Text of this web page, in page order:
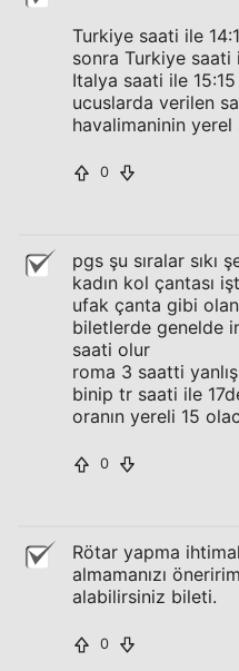
Turkiye saati ile
sonra Turkiye saati
Italya saati ile
ucuslarda verilen
havalimaninin yerel
0
pgs şu sıralar sıkı
kadın kol çantası
ufak çanta gibi
biletlerde genelde
saati olur
roma 3 saatti
binip tr saati ile
oranın yereli 15
0
Rötar yapma
almamanızı
alabilirsiniz bileti.
0